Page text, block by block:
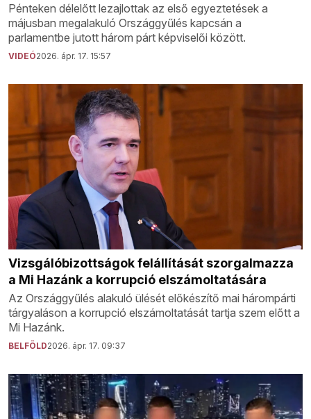
Pénteken délelőtt lezajlottak az első egyeztetések a
májusban megalakuló Országgyűlés kapcsán a
parlamentbe jutott három párt képviselői között.
VIDEÓ2026. ápr. 17. 15:57
Vizsgálóbizottságok felállítását szorgalmazza
a Mi Hazánk a korrupció elszámoltatására
Az Országgyűlés alakuló ülését előkészítő mai hárompárti
tárgyaláson a korrupció elszámoltatását tartja szem előtt a
Mi Hazánk.
BELFÖLD2026. ápr. 17. 09:37